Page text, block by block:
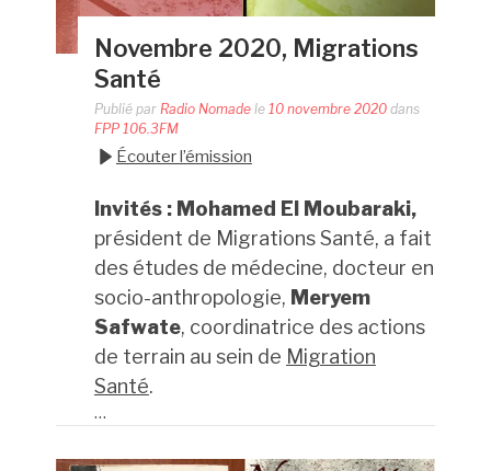
Novembre 2020, Migrations
Santé
Publié par Radio Nomadele 10 novembre 2020dans
FPP 106.3FM
Écouter l’émission
Invités : Mohamed El Moubaraki,
président de Migrations Santé, a fait
des études de médecine, docteur en
socio-anthropologie, Meryem
Safwate, coordinatrice des actions
de terrain au sein de Migration
Santé.
…